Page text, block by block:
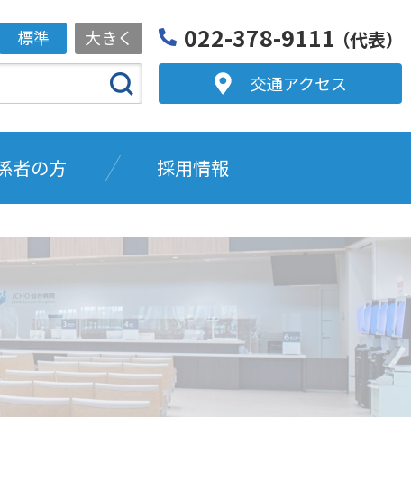
標準 大きく 022-378-9111 （代表）
交通アクセス
者の方 採用情報